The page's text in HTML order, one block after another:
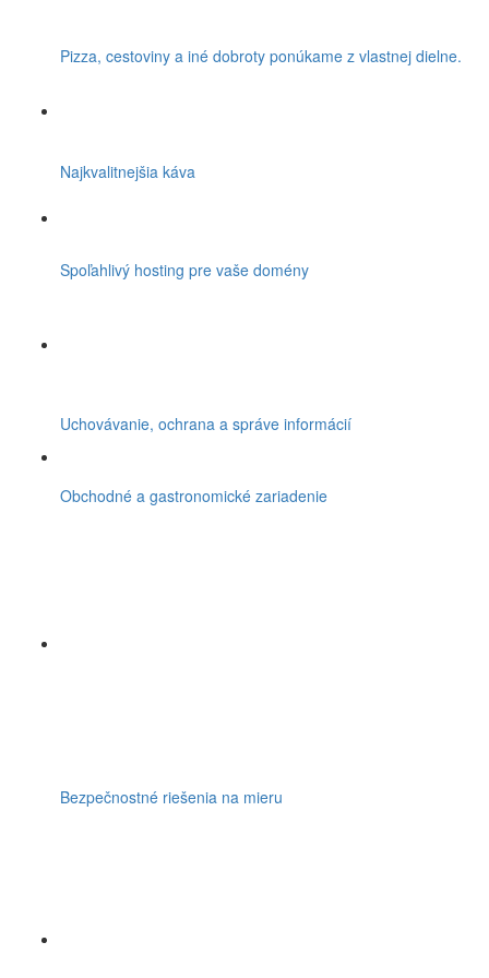
Pizza, cestoviny a iné dobroty ponúkame z vlastnej dielne.
Najkvalitnejšia káva
Spoľahlivý hosting pre vaše domény
Uchovávanie, ochrana a správe informácií
Obchodné a gastronomické zariadenie
Bezpečnostné riešenia na mieru